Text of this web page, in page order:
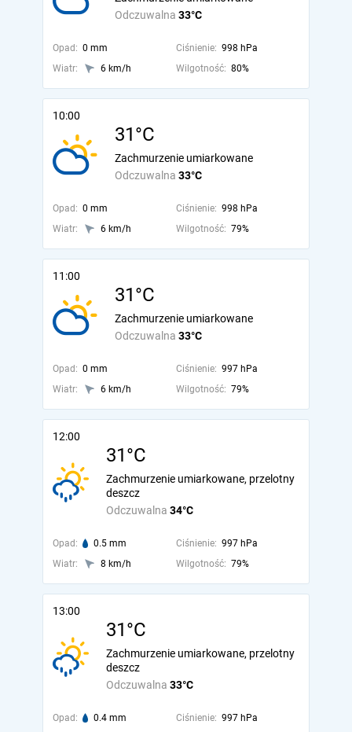
Odczuwalna 33°C
Opad: 0 mm Ciśnienie: 998 hPa
Wiatr:
6 km/h Wilgotność: 80%
10:00
31°C
Odczuwalna 33°C
Zachmurzenie umiarkowane
Opad: 0 mm Ciśnienie: 998 hPa
Wiatr:
6 km/h Wilgotność: 79%
11:00
31°C
Odczuwalna 33°C
Zachmurzenie umiarkowane
Opad: 0 mm Ciśnienie: 997 hPa
Wiatr:
6 km/h Wilgotność: 79%
12:00
31°C
Odczuwalna 34°C
Zachmurzenie umiarkowane, przelotny
deszcz
Opad: 0.5 mm Ciśnienie: 997 hPa
Wiatr:
8 km/h Wilgotność: 79%
13:00
31°C
Odczuwalna 33°C
Zachmurzenie umiarkowane, przelotny
deszcz
Opad: 0.4 mm Ciśnienie: 997 hPa